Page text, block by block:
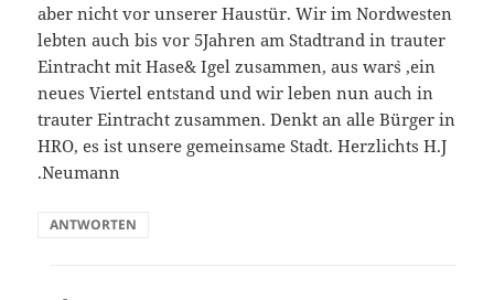
aber nicht vor unserer Haustür. Wir im Nordwesten
lebten auch bis vor 5Jahren am Stadtrand in trauter
Eintracht mit Hase& Igel zusammen, aus war`s ,ein
neues Viertel entstand und wir leben nun auch in
trauter Eintracht zusammen. Denkt an alle Bürger in
HRO, es ist unsere gemeinsame Stadt. Herzlichts H.J
.Neumann
ANTWORTEN